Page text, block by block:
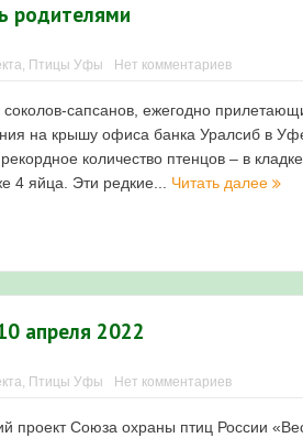
родителями
, Птицы Уфы Нет комментариев
соколов-сапсанов, ежегодно
на крышу офиса банка Уралсиб в
количество птенцов – в кладке
4 яйца. Эти редкие... Читать далее
апреля 2022
, Птицы Уфы Нет комментариев
проект Союза охраны птиц России